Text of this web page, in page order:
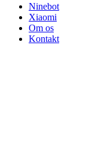
Ninebot
Xiaomi
Om os
Kontakt